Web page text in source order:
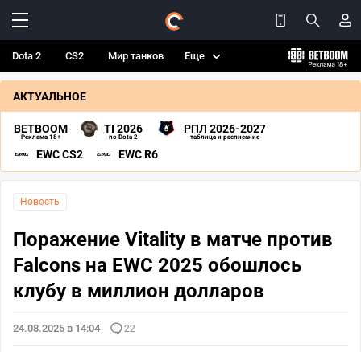
Dota 2 CS2 Мир танков Еще
АКТУАЛЬНОЕ
BETBOOM
Реклама 18+
TI 2026
по Dota 2
РПЛ 2026-2027
таблица и расписание
EWC CS2 EWC R6
Новость
Поражение Vitality в матче против
Falcons на EWC 2025 обошлось
клубу в миллион долларов
24.08.2025 в 14:04 22